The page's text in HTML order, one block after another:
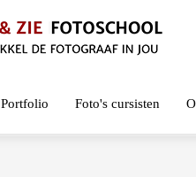
Portfolio Foto's cursisten